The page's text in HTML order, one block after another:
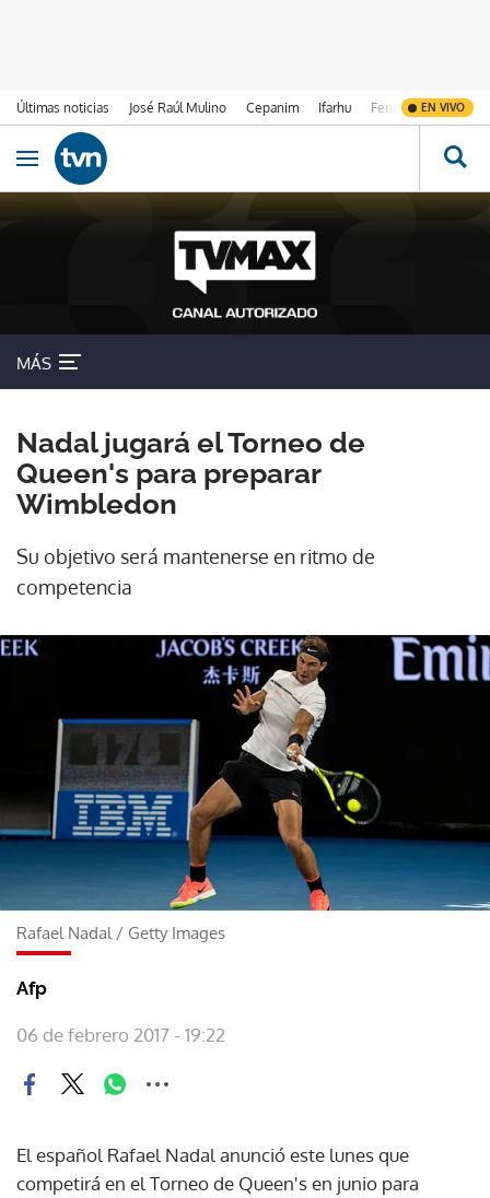
Últimas noticias José Raúl Mulino Cepanim Ifarhu Fenómeno de El
EN VIVO
Ir al contenido
Obrir navegació
MÁS
Nadal jugará el Torneo de
Queen's para preparar
Wimbledon
Su objetivo será mantenerse en ritmo de
competencia
Rafael Nadal / Getty Images
Afp
06 de febrero 2017 - 19:22
El español Rafael Nadal anunció este lunes que
competirá en el Torneo de Queen's en junio para